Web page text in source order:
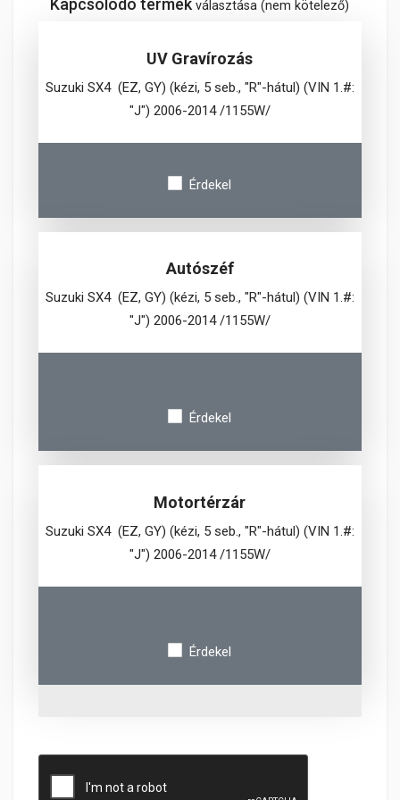
Kapcsolódó termékválasztása (nem kötelező)
UV Gravírozás
Suzuki SX4 (EZ, GY) (kézi, 5 seb., "R"-hátul) (VIN 1.#:
"J") 2006-2014 /1155W/
Érdekel
Autószéf
Suzuki SX4 (EZ, GY) (kézi, 5 seb., "R"-hátul) (VIN 1.#:
"J") 2006-2014 /1155W/
Érdekel
Motortérzár
Suzuki SX4 (EZ, GY) (kézi, 5 seb., "R"-hátul) (VIN 1.#:
"J") 2006-2014 /1155W/
Érdekel